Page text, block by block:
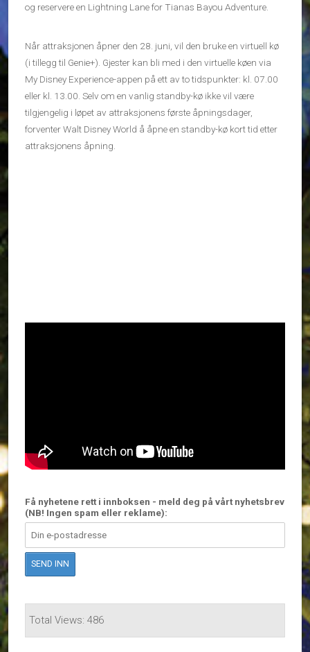
og reservere en Lightning Lane for Tianas Bayou Adventure.
Når attraksjonen åpner den 28. juni, vil den bruke en virtuell kø
(i tillegg til Genie+). Gjester kan bli med i den virtuelle køen via
My Disney Experience-appen på ett av to tidspunkter: kl. 07.00
eller kl. 13.00. Selv om en vanlig standby-kø ikke vil være
tilgjengelig i løpet av attraksjonens første åpningsdager,
forventer Walt Disney World å åpne en standby-kø kort tid etter
attraksjonens åpning.
Få nyhetene rett i innboksen - meld deg på vårt nyhetsbrev
(NB! Ingen spam eller reklame):
Total Views: 486